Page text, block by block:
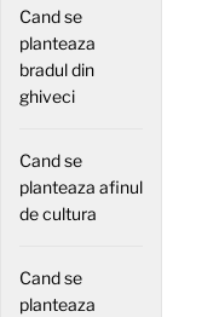
Cand se
planteaza
bradul din
ghiveci
Cand se
planteaza afinul
de cultura
Cand se
planteaza